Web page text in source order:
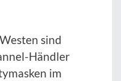
sind
Händler
im